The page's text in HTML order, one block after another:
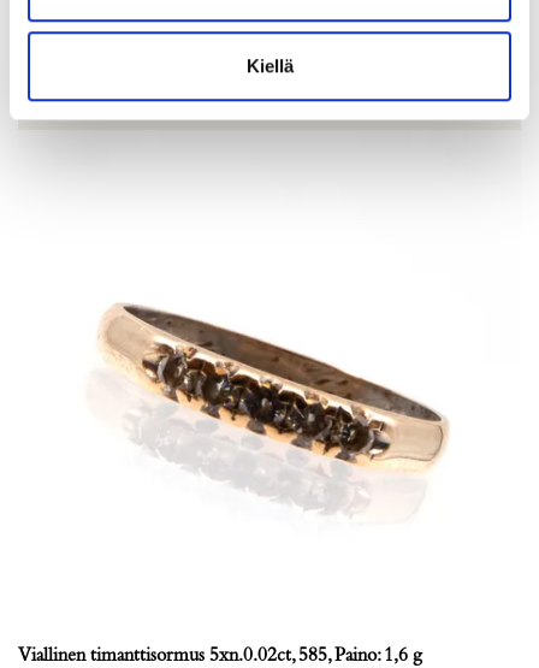
Kiellä
Johtava huuto:-
Viallinen timanttisormus 5xn.0.02ct, 585, Paino: 1,6 g